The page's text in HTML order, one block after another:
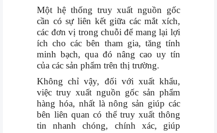
Một hệ thống truy xuất nguồn gốc
cần có sự liên kết giữa các mắt xích,
các đơn vị trong chuỗi để mang lại lợi
ích cho các bên tham gia, tăng tính
minh bạch, qua đó nâng cao uy tín
của các sản phẩm trên thị trường.
Không chỉ vậy, đối với xuất khẩu,
việc truy xuất nguồn gốc sản phẩm
hàng hóa, nhất là nông sản giúp các
bên liên quan có thể truy xuất thông
tin nhanh chóng, chính xác, giúp